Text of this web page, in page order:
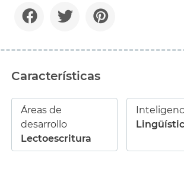
Características
Áreas de
desarrollo
Lectoescritura